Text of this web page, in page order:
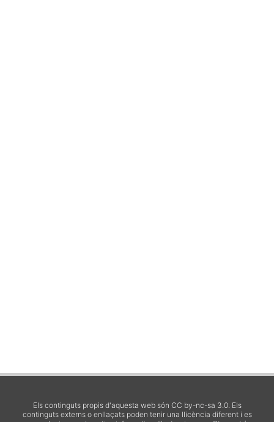
Els continguts propis d'aquesta web són CC by-nc-sa 3.0. Els
continguts externs o enllaçats poden tenir una llicència diferent i es